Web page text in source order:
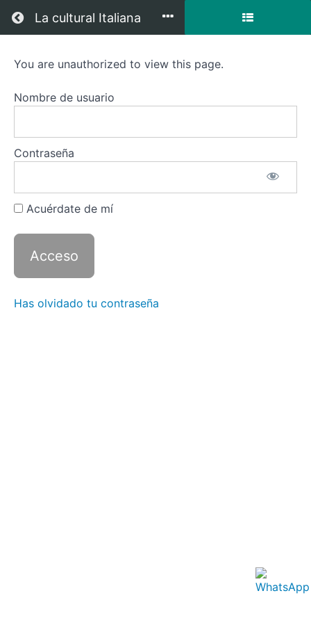
Regresar a todos los cursos
La cultural Italiana
Corso
Preparatorio
B1
Zoom
Descripción
del curso
Recursos
You are unauthorized to view this page.
Nombre de usuario
Contraseña
Acuérdate de mí
Has olvidado tu contraseña